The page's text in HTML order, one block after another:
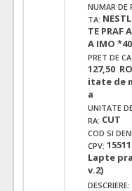
NUMAR DE
TA:
TE PRAF
A IMO
PRET DE
127,50
itate de
a
UNITATE
RA: CUT
COD SI
CPV:
Lapte
v.2)
DESCRIERE: